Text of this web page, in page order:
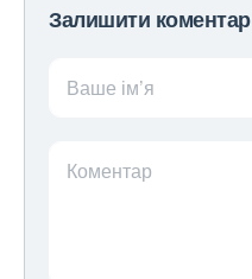
Залишити коментар
Ваше ім’я
Коментар